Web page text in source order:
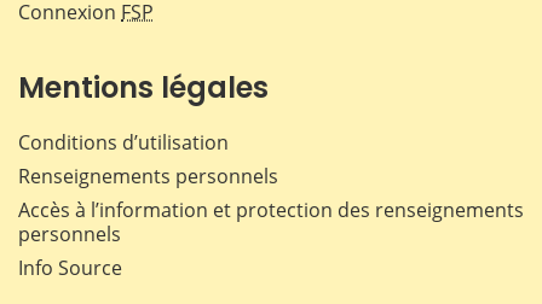
Connexion FSP
Mentions légales
Conditions d’utilisation
Renseignements personnels
Accès à l’information et protection des renseignements
personnels
Info Source